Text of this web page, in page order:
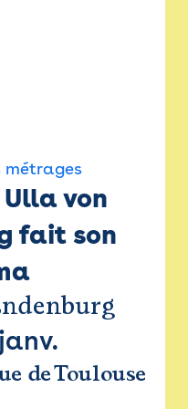
Ulla von
fait son
de Toulouse